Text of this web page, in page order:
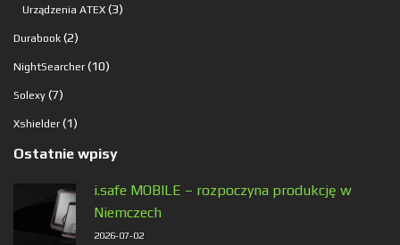
produkty
Urządzenia ATEX 33
Durabook 22
produkty
NightSearcher 1010
Solexy 77
produktów
Xshielder 11
produkt
Ostatnie wpisy
i.safe MOBILE – rozpoczyna produkcję w
Niemczech
2026-07-02